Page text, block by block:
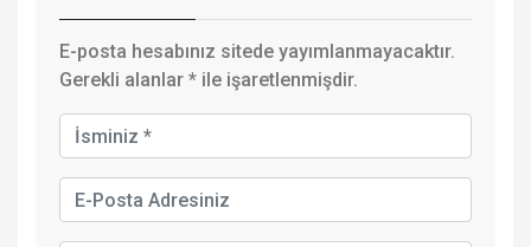
E-posta hesabınız sitede yayımlanmayacaktır.
Gerekli alanlar * ile işaretlenmişdir.